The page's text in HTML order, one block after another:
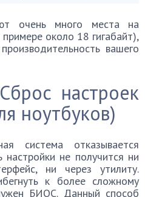
очень много места на
около 18 гигабайт),
вашего
настроек
ноутбуков)
система отказывается
настройки не получится ни
ни через утилиту.
к более сложному
БИОС. Данный способ